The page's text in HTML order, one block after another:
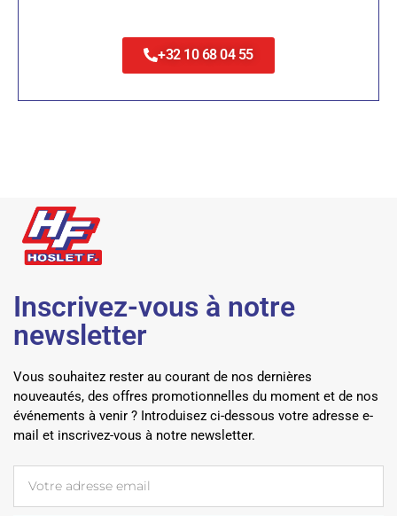
+32 10 68 04 55
Inscrivez-vous à notre
newsletter
Vous souhaitez rester au courant de nos dernières
nouveautés, des offres promotionnelles du moment et de nos
événements à venir ? Introduisez ci-dessous votre adresse e-
mail et inscrivez-vous à notre newsletter.